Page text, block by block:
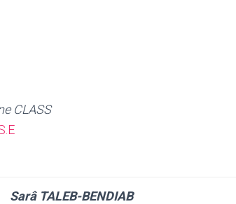
CLASS
Sarâ TALEB-BENDIAB